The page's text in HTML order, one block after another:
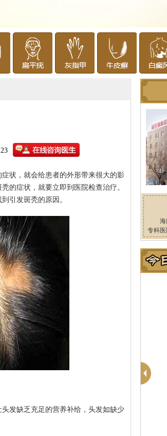
状，就会给患者的外形带来很大的影
的症状，就要立即到医院检查治疗。
引发斑秃的原因。
发缺乏充足的营养补给，头发如缺少
专科